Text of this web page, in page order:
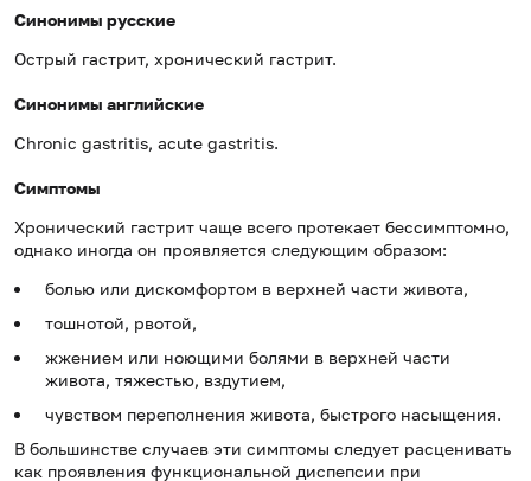
Синонимы русские
Острый гастрит, хронический гастрит.
Синонимы английские
Chronic gastritis, acute gastritis.
Симптомы
Хронический гастрит чаще всего протекает бессимптомно,
однако иногда он проявляется следующим образом:
болью или дискомфортом в верхней части живота,
тошнотой, рвотой,
жжением или ноющими болями в верхней части
живота, тяжестью, вздутием,
чувством переполнения живота, быстрого насыщения.
В большинстве случаев эти симптомы следует расценивать
как проявления функциональной диспепсии при